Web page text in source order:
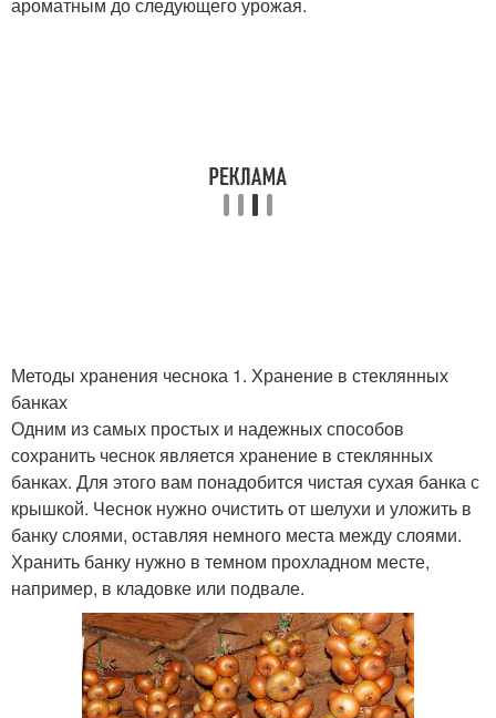
Методы хранения чеснока 1. Хранение в стеклянных
банках
Одним из самых простых и надежных способов
сохранить чеснок является хранение в стеклянных
банках. Для этого вам понадобится чистая сухая банка с
крышкой. Чеснок нужно очистить от шелухи и уложить в
банку слоями, оставляя немного места между слоями.
Хранить банку нужно в темном прохладном месте,
например, в кладовке или подвале.